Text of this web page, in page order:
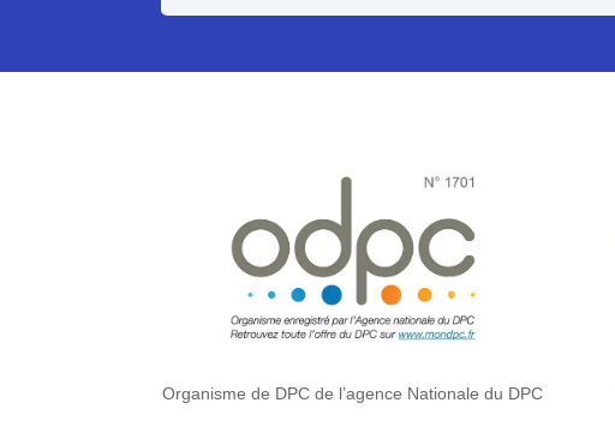
Organisme de DPC de l’agence Nationale du DPC